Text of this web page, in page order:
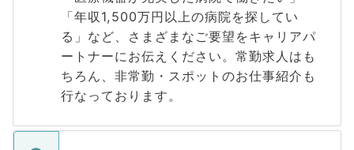
「年収1,500万円以上の病院を探してい
る」など、さまざまなご要望をキャリアパ
ートナーにお伝えください。常勤求人はも
ちろん、非常勤・スポットのお仕事紹介も
行なっております。